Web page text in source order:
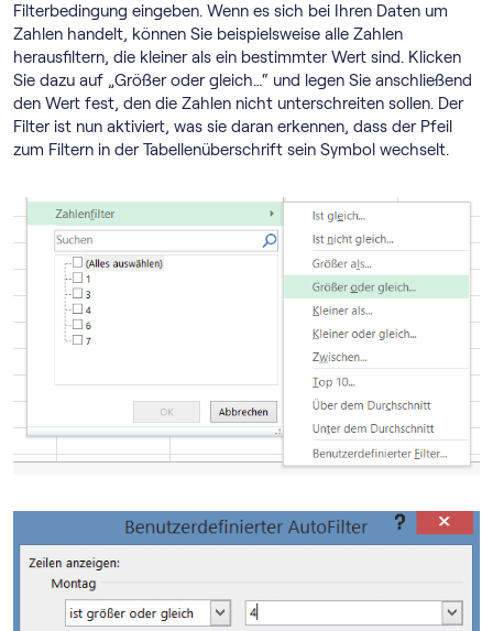
Filterbedingung eingeben. Wenn es sich bei Ihren Daten um
Zahlen handelt, können Sie beispielsweise alle Zahlen
herausfiltern, die kleiner als ein bestimmter Wert sind. Klicken
Sie dazu auf „Größer oder gleich…“ und legen Sie anschließend
den Wert fest, den die Zahlen nicht unterschreiten sollen. Der
Filter ist nun aktiviert, was sie daran erkennen, dass der Pfeil
zum Filtern in der Tabellenüberschrift sein Symbol wechselt.